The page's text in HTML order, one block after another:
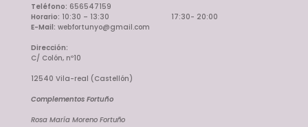
Teléfono: 656547159
Horario: 10:30 – 13:30 17:30- 20:00
E-Mail: webfortunyo@gmail.com
Dirección:
C/ Colón, nº10
12540 Vila-real (Castellón)
Complementos Fortuño
Rosa María Moreno Fortuño